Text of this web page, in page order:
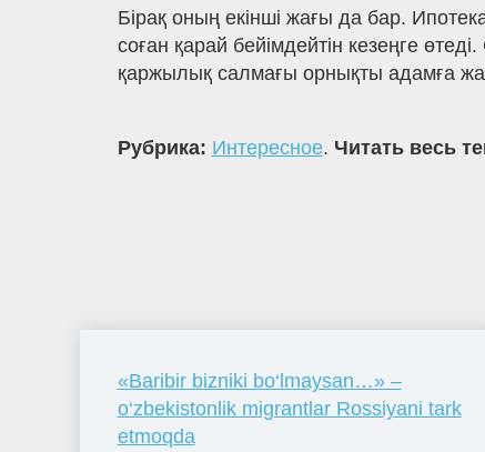
Бірақ оның екінші жағы да бар.
соған қарай бейімдейтін кезеңге
қаржылық салмағы орнықты адамға
Рубрика: Интересное. Читать весь
«Baribir bizniki bo‘lmaysan…» –
o‘zbekistonlik migrantlar Rossiyani tark
etmoqda